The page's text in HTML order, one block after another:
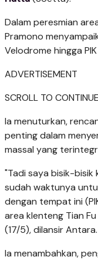
Dalam peresmian
Pramono
Velodrome hingga
ADVERTISEMENT
SCROLL TO
Ia menuturkan,
penting dalam
massal yang
"Tadi saya bisik-bisik
sudah waktunya
dengan tempat ini
area klenteng Tian
(17/5), dilansir Antara.
Ia menambahkan,